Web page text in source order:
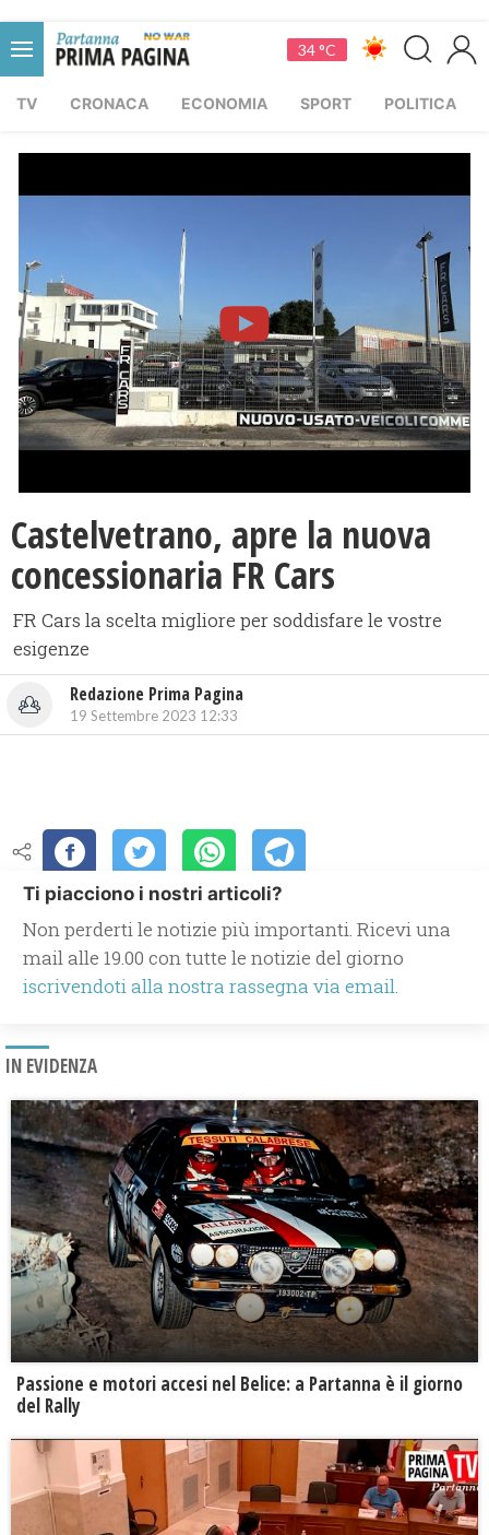
34 °C
TV CRONACA ECONOMIA SPORT POLITICA
Castelvetrano, apre la nuova
concessionaria FR Cars
FR Cars la scelta migliore per soddisfare le vostre
esigenze
Redazione Prima Pagina
19 Settembre 2023 12:33
Ti piacciono i nostri articoli?
Non perderti le notizie più importanti. Ricevi una
mail alle 19.00 con tutte le notizie del giorno
iscrivendoti alla nostra rassegna via email.
IN EVIDENZA
Passione e motori accesi nel Belice: a Partanna è il giorno
del Rally